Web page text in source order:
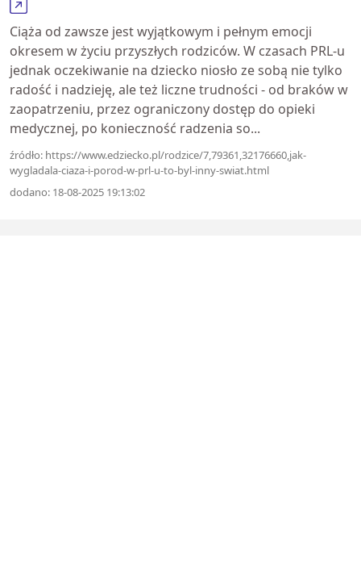
Ciąża od zawsze jest wyjątkowym i pełnym emocji
okresem w życiu przyszłych rodziców. W czasach PRL-u
jednak oczekiwanie na dziecko niosło ze sobą nie tylko
radość i nadzieję, ale też liczne trudności - od braków w
zaopatrzeniu, przez ograniczony dostęp do opieki
medycznej, po konieczność radzenia so...
źródło: https://www.edziecko.pl/rodzice/7,79361,32176660,jak-
wygladala-ciaza-i-porod-w-prl-u-to-byl-inny-swiat.html
dodano: 18-08-2025 19:13:02